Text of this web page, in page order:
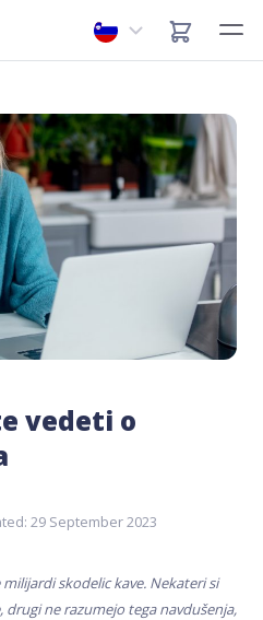
vedeti o
29 September 2023
skodelic kave. Nekateri si
drugi ne razumejo tega navdušenja,